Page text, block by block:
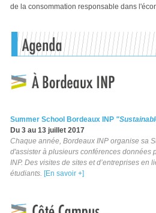
de la consommation responsable dans
Summer School Bordeaux INP
Du 3 au 13 juillet 2017
Chaque année, Bordeaux INP organise sa
d'assister à plusieurs conférences données
INP. Des visites de sites et d’entreprises
étudiants. [En savoir +]